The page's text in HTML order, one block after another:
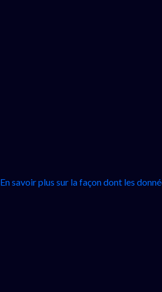
En savoir plus sur la façon dont les